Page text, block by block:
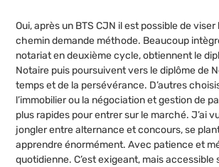
Oui, après un BTS CJN il est possible de
chemin demande méthode. Beaucoup
notariat en deuxième cycle, obtiennent le
Notaire puis poursuivent vers le diplôme de
temps et de la persévérance. D’autres
l’immobilier ou la négociation et gestion de
plus rapides pour entrer sur le marché. J’ai
jongler entre alternance et concours, se
apprendre énormément. Avec patience et
quotidienne. C’est exigeant, mais accessible